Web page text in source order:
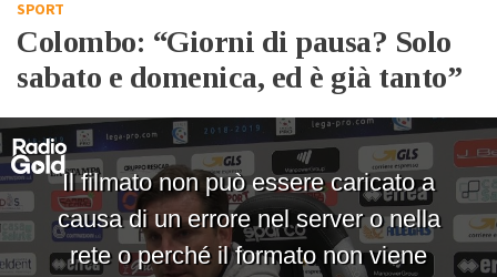
SPORT
Colombo: “Giorni di pausa? Solo
sabato e domenica, ed è già tanto”